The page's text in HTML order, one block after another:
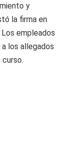
y
la firma en
Los empleados
los allegados